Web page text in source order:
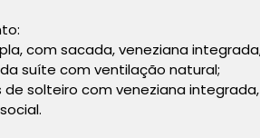
com sacada, veneziana
suíte com ventilação natural;
de solteiro com veneziana